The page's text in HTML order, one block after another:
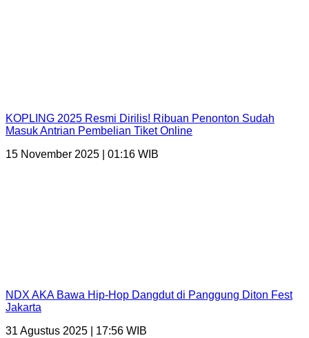
KOPLING 2025 Resmi Dirilis! Ribuan Penonton Sudah
Masuk Antrian Pembelian Tiket Online
15 November 2025 | 01:16 WIB
NDX AKA Bawa Hip-Hop Dangdut di Panggung Diton Fest
Jakarta
31 Agustus 2025 | 17:56 WIB